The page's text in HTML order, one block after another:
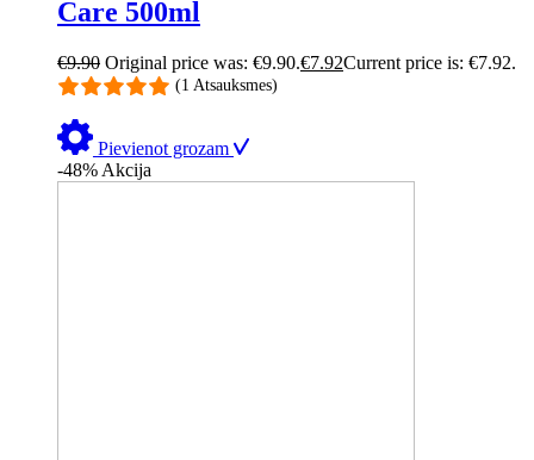
Care 500ml
€9.90 Original price was: €9.90.€7.92Current price is: €7.92.
(1 Atsauksmes)
Pievienot grozam
-48% Akcija